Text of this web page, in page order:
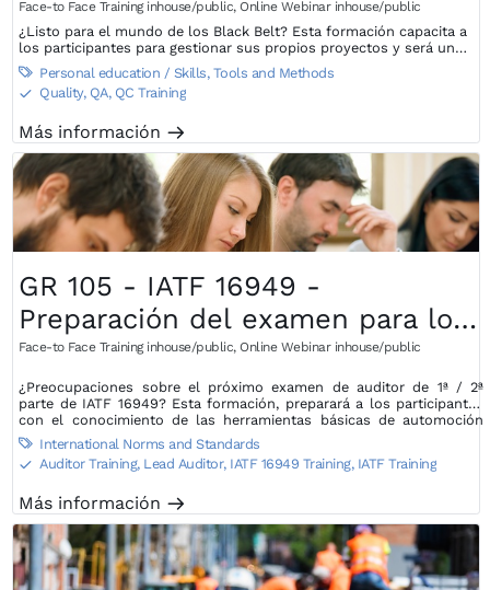
Face-to Face Training inhouse/public, Online Webinar inhouse/public
¿Listo para el mundo de los Black Belt? Esta formación capacita a
los participantes para gestionar sus propios proyectos y será un
elemento que permitirá a las organizaciones pasar al siguiente nivel.
 Personal education / Skills, Tools and Methods
S Quality, QA, QC Training
Más información m
GR 105 - IATF 16949 -
Preparación del examen para los
auditores de primera y segunda
parte - Herramientas básicas
Face-to Face Training inhouse/public, Online Webinar inhouse/public
¿Preocupaciones sobre el próximo examen de auditor de 1ª / 2ª
parte de IATF 16949? Esta formación, preparará a los participantes
con el conocimiento de las herramientas básicas de automoción
para el examen de auditor de 1ª / 2ª parte de IATF 16949.
 International Norms and Standards
S Auditor Training, Lead Auditor, IATF 16949 Training, IATF Training
Más información m